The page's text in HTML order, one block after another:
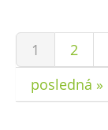
Stránky
1 2
posledná »